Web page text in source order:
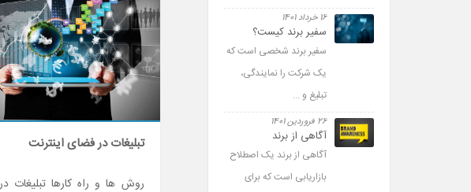
16 خرداد 1401
سفیر برند کیست؟
سفیر برند شخصی است که
یک شرکت را نمایندگی،
تبلیغ و ...
26 فروردین 1401
آگاهی از برند
آگاهی از برند یک اصطلاح
بازاریابی است که برای
تبلیغات در فضای اینترنت
روش ها و راه کارها تبلیغات